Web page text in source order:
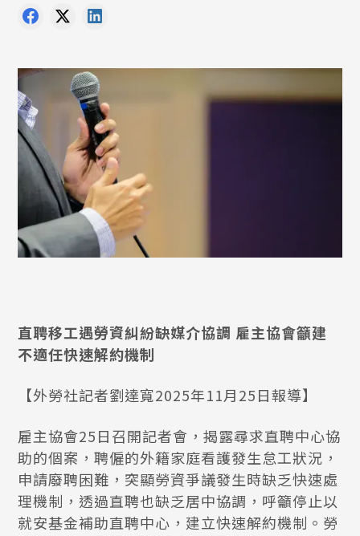
直聘移工遇勞資糾紛缺媒介協調 雇主協會籲建
不適任快速解約機制
【外勞社記者劉達寬2025年11月25日報導】
雇主協會25日召開記者會，揭露尋求直聘中心協
助的個案，聘僱的外籍家庭看護發生怠工狀況，
申請廢聘困難，突顯勞資爭議發生時缺乏快速處
理機制，透過直聘也缺乏居中協調，呼籲停止以
就安基金補助直聘中心，建立快速解約機制。勞